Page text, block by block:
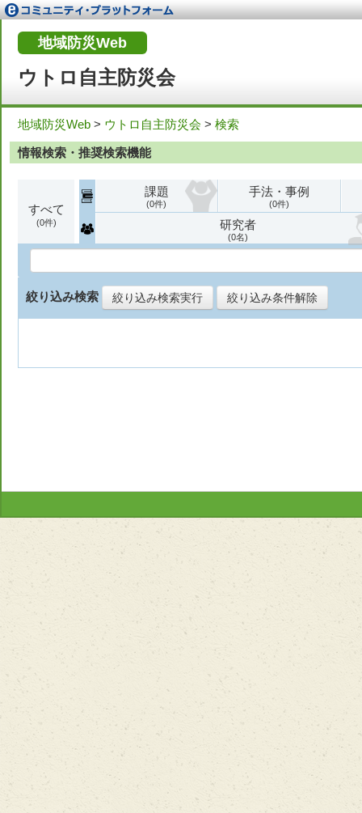
ウトロ自主防災会
地域防災Web
地域防災Web > ウトロ自主防災会 > 検索
情報検索・推奨検索機能
すべて
0
課題
0
手法・事例
0
研究者
0
絞り込み検索 絞り込み検索実行 絞り込み条件解除